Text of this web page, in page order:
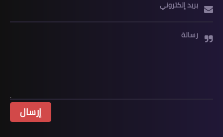
بريد إلكتروني
رسالة